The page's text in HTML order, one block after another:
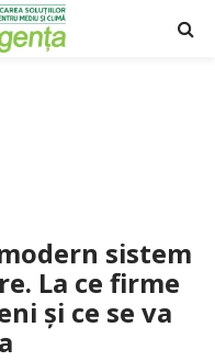
sistem
La ce firme
și ce se va